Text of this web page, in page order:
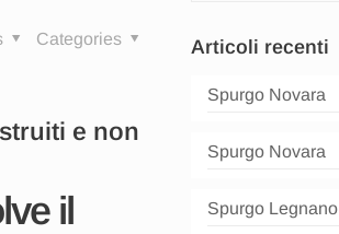
Categories
e non
il
Articoli recenti
Spurgo Novara
Spurgo Novara
Spurgo Legnano